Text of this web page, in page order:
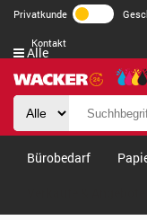
Privatkunde
Kontakt
Alle
Bürobedarf